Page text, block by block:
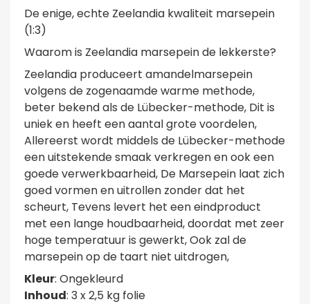
De enige, echte Zeelandia kwaliteit marsepein
(1:3)
Waarom is Zeelandia marsepein de lekkerste?
Zeelandia produceert amandelmarsepein
volgens de zogenaamde warme methode,
beter bekend als de Lübecker-methode, Dit is
uniek en heeft een aantal grote voordelen,
Allereerst wordt middels de Lübecker-methode
een uitstekende smaak verkregen en ook een
goede verwerkbaarheid, De Marsepein laat zich
goed vormen en uitrollen zonder dat het
scheurt, Tevens levert het een eindproduct
met een lange houdbaarheid, doordat met zeer
hoge temperatuur is gewerkt, Ook zal de
marsepein op de taart niet uitdrogen,
Kleur: Ongekleurd
Inhoud: 3 x 2,5 kg folie